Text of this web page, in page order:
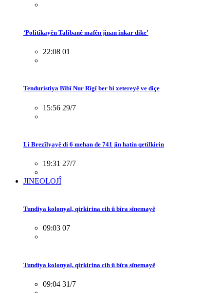
‘Polîtîkayên Talîbanê mafên jinan înkar dike’
22:08 01
Tenduristiya Bîbî Nur Rîgî ber bi xetereyê ve diçe
15:56 29/7
Li Brezîlyayê di 6 mehan de 741 jin hatin qetilkirin
19:31 27/7
JINEOLOJÎ
Tundiya kolonyal, qirkirina cih û bîra sînemayê
09:03 07
Tundiya kolonyal, qirkirina cih û bîra sînemayê
09:04 31/7